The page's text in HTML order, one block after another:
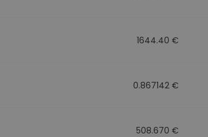
1644.40 €
0.867142 €
508.670 €